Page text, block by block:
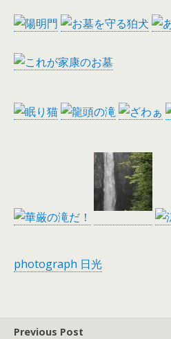
photograph 日光
Previous Post